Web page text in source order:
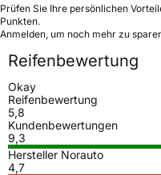
Prüfen Sie Ihre persönlichen
Punkten.
Anmelden, um noch mehr zu
Reifenbewertung
Okay
Reifenbewertung
5,8
Kundenbewertungen
9,3
Hersteller Norauto
4,7